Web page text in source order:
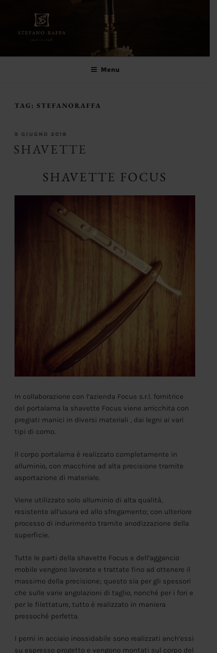
Stefano Raffa
Menu
TAG: STEFANORAFFA
PUBBLICATO
9 GIUGNO 2018
SHAVETTE
SHAVETTE FOCUS
In collaborazione con l’azienda Focus s.r.l. fornitrice
del portalama la shavette Focus viene arricchita con
pregiati manici in diversi materiali , dai legni ai vari
tipi di corno.
Il corpo portalama è realizzato completamente in
alluminio, con macchine ad alta precisione tramite
asportazione di materiale.
Viene utilizzato solo alluminio di alta qualità,
resistente all’usura ed allo sfregamento; con ulteriore
processo di indurimento tramite anodizzazione della
superficie.
Tutte le parti della shavette Focus e dell’aggancio
mobile vengono lavorate e trattate fino ad ottenere il
massimo della precisione; questo sia per gli spessori
che sulle varie angolazioni di taglio, nonché per i fori e
per le filettature, tutto è realizzato in maniera
pressoché perfetta.
I perni in acciaio inossidabile sono realizzati anch’essi
su espresso progetto e vengono montati sul corpo del